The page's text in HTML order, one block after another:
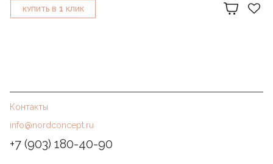
КУПИТЬ В 1 КЛИК
Контакты
info@nordconcept.ru
+7 (903) 180-40-90